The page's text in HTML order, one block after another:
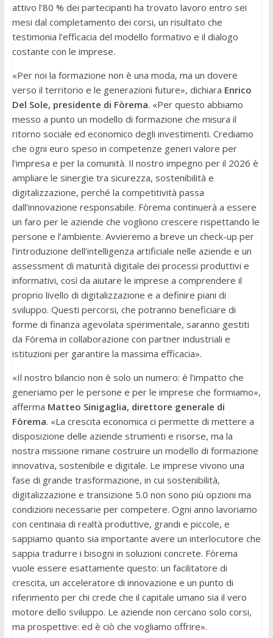
attivo l’80 % dei partecipanti ha trovato lavoro entro sei
mesi dal completamento dei corsi, un risultato che
testimonia l’efficacia del modello formativo e il dialogo
costante con le imprese.
«Per noi la formazione non è una moda, ma un dovere
verso il territorio e le generazioni future», dichiara Enrico
Del Sole, presidente di Fòrema. «Per questo abbiamo
messo a punto un modello di formazione che misura il
ritorno sociale ed economico degli investimenti. Crediamo
che ogni euro speso in competenze generi valore per
l’impresa e per la comunità. Il nostro impegno per il 2026 è
ampliare le sinergie tra sicurezza, sostenibilità e
digitalizzazione, perché la competitività passa
dall’innovazione responsabile. Fòrema continuerà a essere
un faro per le aziende che vogliono crescere rispettando le
persone e l’ambiente. Avvieremo a breve un check-up per
l’introduzione dell’intelligenza artificiale nelle aziende e un
assessment di maturità digitale dei processi produttivi e
informativi, così da aiutare le imprese a comprendere il
proprio livello di digitalizzazione e a definire piani di
sviluppo. Questi percorsi, che potranno beneficiare di
forme di finanza agevolata sperimentale, saranno gestiti
da Fòrema in collaborazione con partner industriali e
istituzioni per garantire la massima efficacia».
«Il nostro bilancio non è solo un numero: è l’impatto che
generiamo per le persone e per le imprese che formiamo»,
afferma Matteo Sinigaglia, direttore generale di
Fòrema. «La crescita economica ci permette di mettere a
disposizione delle aziende strumenti e risorse, ma la
nostra missione rimane costruire un modello di formazione
innovativa, sostenibile e digitale. Le imprese vivono una
fase di grande trasformazione, in cui sostenibilità,
digitalizzazione e transizione 5.0 non sono più opzioni ma
condizioni necessarie per competere. Ogni anno lavoriamo
con centinaia di realtà produttive, grandi e piccole, e
sappiamo quanto sia importante avere un interlocutore che
sappia tradurre i bisogni in soluzioni concrete. Fòrema
vuole essere esattamente questo: un facilitatore di
crescita, un acceleratore di innovazione e un punto di
riferimento per chi crede che il capitale umano sia il vero
motore dello sviluppo. Le aziende non cercano solo corsi,
ma prospettive: ed è ciò che vogliamo offrire».